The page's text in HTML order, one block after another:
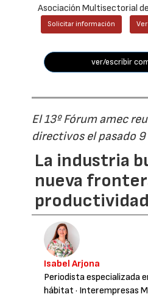
Asociación Multisectorial
Solicitar información
ver/escribir
El 13º Fórum amec
directivos el pasado
La industria
nueva
productividad
Isabel Arjona
Periodista especializada
hábitat · Interempresas